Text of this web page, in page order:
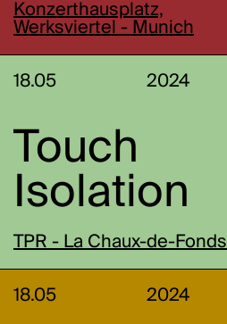
Konzerthausplatz,
Werksviertel - Munich
18.05 2024
Touch
Isolation
TPR - La Chaux-de-Fonds
18.05 2024